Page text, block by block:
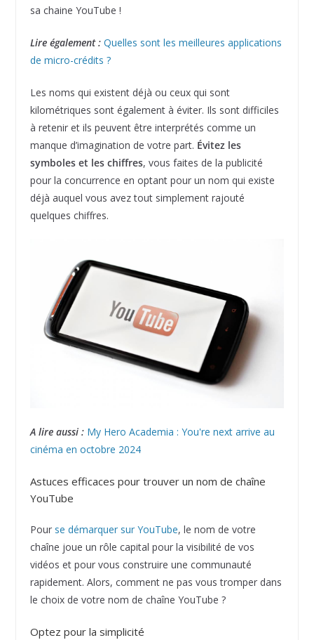
sa chaine YouTube !
Lire également : Quelles sont les meilleures applications
de micro-crédits ?
Les noms qui existent déjà ou ceux qui sont
kilométriques sont également à éviter. Ils sont difficiles
à retenir et ils peuvent être interprétés comme un
manque d’imagination de votre part. Évitez les
symboles et les chiffres, vous faites de la publicité
pour la concurrence en optant pour un nom qui existe
déjà auquel vous avez tout simplement rajouté
quelques chiffres.
A lire aussi : My Hero Academia : You're next arrive au
cinéma en octobre 2024
Astuces efficaces pour trouver un nom de chaîne
YouTube
Pour se démarquer sur YouTube, le nom de votre
chaîne joue un rôle capital pour la visibilité de vos
vidéos et pour vous construire une communauté
rapidement. Alors, comment ne pas vous tromper dans
le choix de votre nom de chaîne YouTube ?
Optez pour la simplicité